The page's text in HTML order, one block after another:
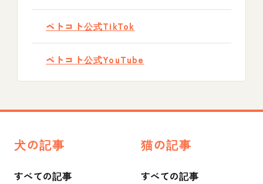
ペトコト公式TikTok
ペトコト公式YouTube
犬の記事
すべての記事
猫の記事
すべての記事